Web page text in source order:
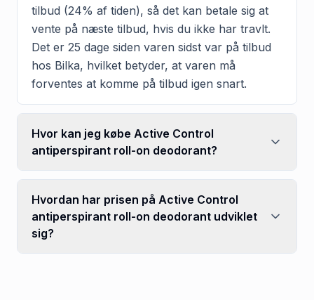
tilbud (24% af tiden), så det kan betale sig at
vente på næste tilbud, hvis du ikke har travlt.
Det er 25 dage siden varen sidst var på tilbud
hos Bilka, hvilket betyder, at varen må
forventes at komme på tilbud igen snart.
Hvor kan jeg købe Active Control
antiperspirant roll-on deodorant?
Hvordan har prisen på Active Control
antiperspirant roll-on deodorant udviklet
sig?